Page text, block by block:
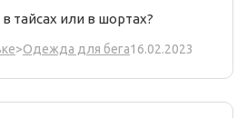
тайсах или в шортах?
>Одежда для бега16.02.2023